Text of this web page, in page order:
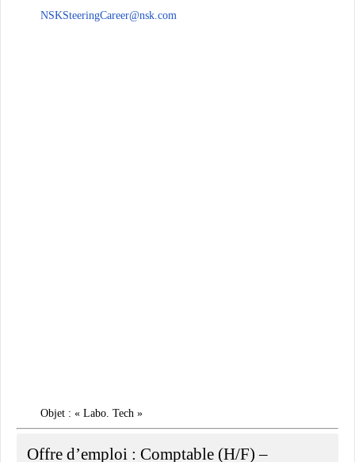
NSKSteeringCareer@nsk.com
Objet : « Labo. Tech »
Offre d’emploi : Comptable (H/F) –